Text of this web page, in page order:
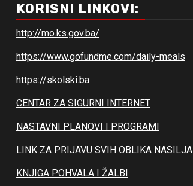
KORISNI LINKOVI:
http://mo.ks.gov.ba/
https://www.gofundme.com/daily-meals
https://skolski.ba
CENTAR ZA SIGURNI INTERNET
NASTAVNI PLANOVI I PROGRAMI
LINK ZA PRIJAVU SVIH OBLIKA NASILJA
KNJIGA POHVALA I ŽALBI